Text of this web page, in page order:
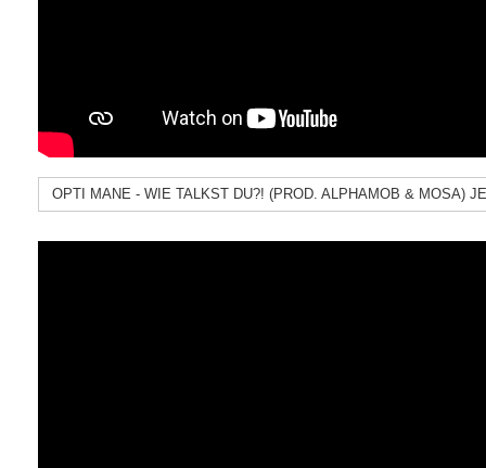
OPTI MANE - WIE TALKST DU?! (PROD. ALPHAMOB & MOSA)